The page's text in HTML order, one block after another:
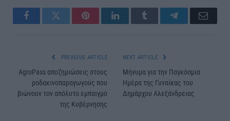
FacebookTwitter PinterestLinkedInTumblr TelegramEmail
PREVIOUS ARTICLE
AgroPass αποζημιώσεις στους
ροδακινοπαραγωγούς που
βιώνουν τον απόλυτο εμπαιγμό
της Κυβέρνησης
NEXT ARTICLE
Μήνυμα για την Παγκόσμια
Ημέρα της Γυναίκας του
Δημάρχου Αλεξάνδρειας